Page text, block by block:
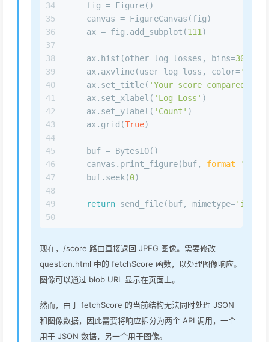
34
35
36
37
38
39
40
41
42
43
44
45
46
47
48
49
50
    fig = Figure()
    canvas = FigureCanvas(fig)
    ax = fig.add_subplot(
111 )
    ax.hist(other_log_losses, bins=
30
    ax.axvline(user_log_loss, color=
'r'
    ax.set_title(
'Your score compared to
    ax.set_xlabel(
'Log Loss' )
    ax.set_ylabel(
'Count' )
    ax.grid(
True)
    buf = BytesIO()
    canvas.print_figure(buf,
format='jpeg'
    buf.seek(
0)
return send_file(buf, mimetype=
现在，/score 路由直接返回 JPEG 图像。需要修改
question.html 中的 fetchScore 函数，以处理图像响应。
图像可以通过 blob URL 显示在页面上。
然而，由于 fetchScore 的当前结构无法同时处理 JSON
和图像数据，因此需要将响应拆分为两个 API 调用，一个
用于 JSON 数据，另一个用于图像。